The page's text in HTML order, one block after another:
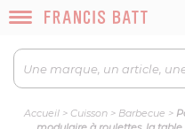
Accueil > Cuisson > Barbecue >